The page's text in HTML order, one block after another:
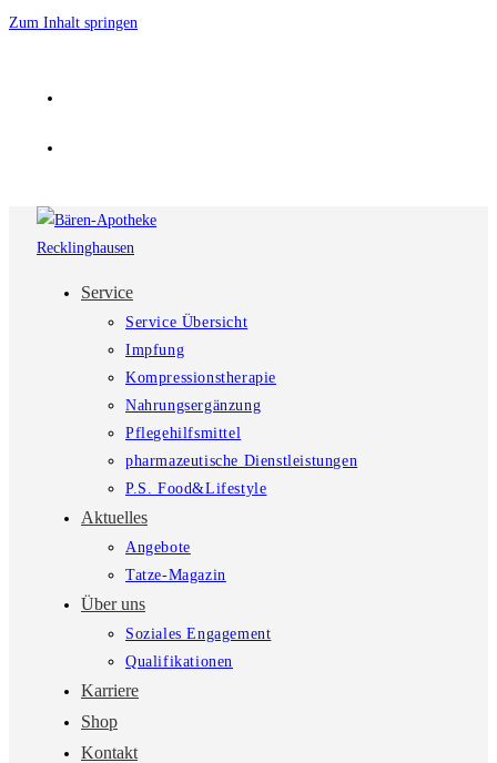
Zum Inhalt springen
Service
Service Übersicht
Impfung
Kompressionstherapie
Nahrungsergänzung
Pflegehilfsmittel
pharmazeutische Dienstleistungen
P.S. Food&Lifestyle
Aktuelles
Angebote
Tatze-Magazin
Über uns
Soziales Engagement
Qualifikationen
Karriere
Shop
Kontakt